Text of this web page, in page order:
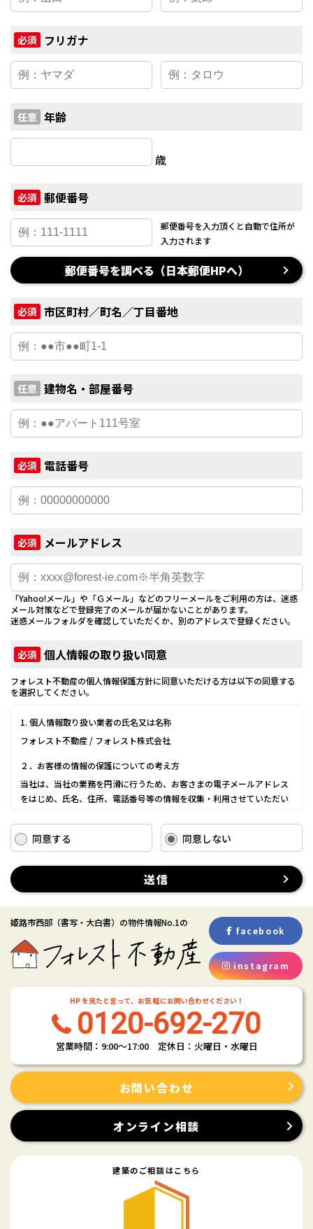
必須 フリガナ
任意 年齢
歳
必須 郵便番号
郵便番号を入力頂くと自動で住所が
入力されます
郵便番号を調べる（日本郵便HPへ）
必須 市区町村／町名／丁目番地
任意 建物名・部屋番号
必須 電話番号
必須 メールアドレス
「Yahoo!メール」や「Ｇメール」などのフリーメールをご利用の方は、迷惑
メール対策などで登録完了のメールが届かないことがあります。
迷惑メールフォルダを確認していただくか、別のアドレスで登録ください。
必須 個人情報の取り扱い同意
フォレスト不動産の個人情報保護方針に同意いただける方は以下の同意する
を選択してください。
1. 個人情報取り扱い業者の氏名又は名称
フォレスト不動産 / フォレスト株式会社
２．お客様の情報の保護についての考え方
当社は、当社の業務を円滑に行うため、お客さまの電子メールアドレス
をはじめ、氏名、住所、電話番号等の情報を収集・利用させていただい
当社は、これらのお客さまの個人情報（以下「お客さま情報」といいま
す。）の適正な保護を重大な責務と認識し、この責務を果たすために、
(1) お客さま情報に適用される個人情報の保護に関する法律その他の関係
法令を遵守し、適切に取り扱います。また、適宜取扱いの改善に努めま
(2) お客さま情報の取扱いに関する規程を明確にし、従業者に周知徹底し
ます。また、取引先等に対しても適切にお客さま情報を取り扱うように
要請します。
(3) お客さま情報の収集に際しては、利用目的を特定して通知または公表
し、その利用目的にしたがってお客さま情報を取り扱います。
(4) お客さま情報の漏洩、紛失、改ざん等を防止するために必要な 対策
を講じて適切な管理を行います。
(5) 保有するお客さま情報について、お客さま本人からの開示、訂正、削
除、利用停止の依頼を所定の窓口でお受けして、誠意をもって対応いた
具体的には、以下の内容に従ってお客さま情報の取り扱いをいたしま
３．お客様の情報の利用目的
当社は、不動産についてのサービスをお客さまにご利用いただくにあた
り、各種の申込みの受付、訪問、提案、見積、各種の工事やサービス提
て、お客さまの個人情報（お客さまの電子メールアドレス、氏名、住
所、電話番号等）を取得いたしますが、これらの個人情報は下記の目的
同意する 同意しない
送信
姫路市西部 （書写・大白書） の物件情報No.1の
facebook
instagram
HP を見たと言って、お気 軽にお問い合わせください！
0120-692-270
営業時間：9:00〜17:00 定休日：火曜日・水曜日
お問い合わせ
オンライン相談
建築のご相談はこちら